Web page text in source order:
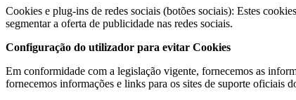
Cookies e plug-ins de redes sociais (botões sociais): Estes
segmentar a oferta de publicidade nas redes sociais.
Configuração do utilizador para evitar Cookies
Em conformidade com a legislação vigente, fornecemos as
fornecemos informações e links para os sites de suporte oficiais